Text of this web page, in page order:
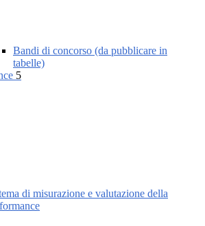
Bandi di concorso (da pubblicare in
tabelle)
5
di misurazione e valutazione della